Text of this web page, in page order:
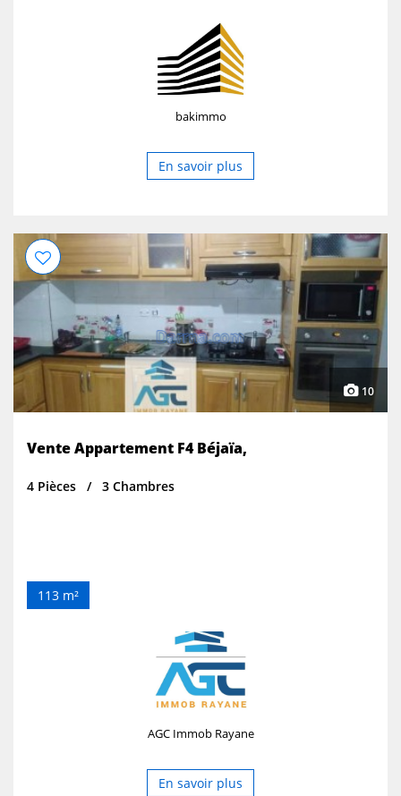
R+10 Voisinage tranquille Grande suite avec sanitaire
bakimmo
En savoir plus
10
Vente Appartement F4 Béjaïa,
4 Pièces 3 Chambres
113 m²
AGC Immob Rayane
En savoir plus